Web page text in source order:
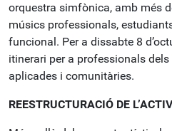
orquestra simfònica, amb més
músics professionals,
funcional. Per a dissabte 8
itinerari per a professionals
aplicades i comunitàries.
REESTRUCTURACIÓ DE